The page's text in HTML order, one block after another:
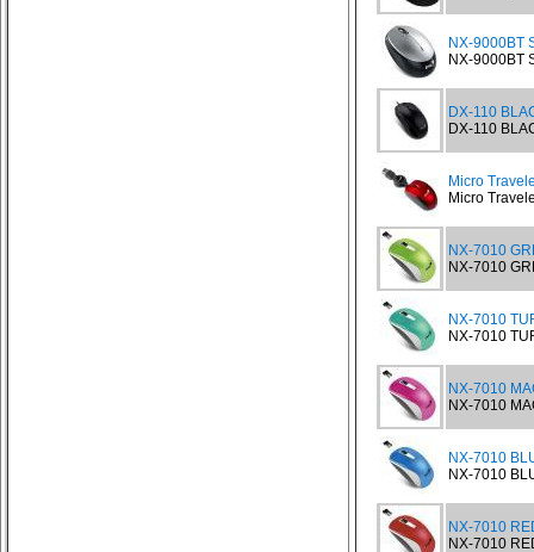
NX-9000BT
NX-9000BT
DX-110
DX-110
Micro
Micro
NX-7010
NX-7010
NX-7010
NX-7010
NX-7010
NX-7010
NX-7010
NX-7010
NX-7010
NX-7010